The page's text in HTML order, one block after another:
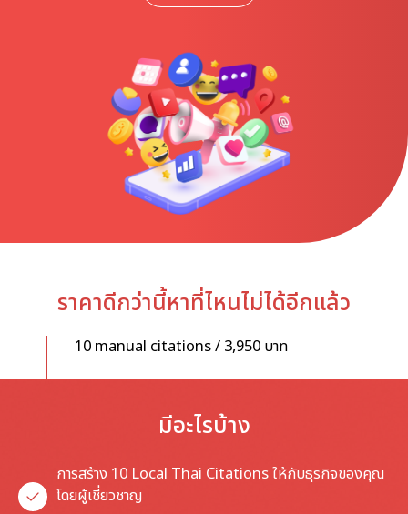
ราคาดีกว่านี้หาที่ไหนไม่ได้อีกแล้ว
10 manual citations / 3,950 บาท
มีอะไรบ้าง
การสร้าง 10 Local Thai Citations ให้กับธุรกิจของคุณ
โดยผู้เชี่ยวชาญ